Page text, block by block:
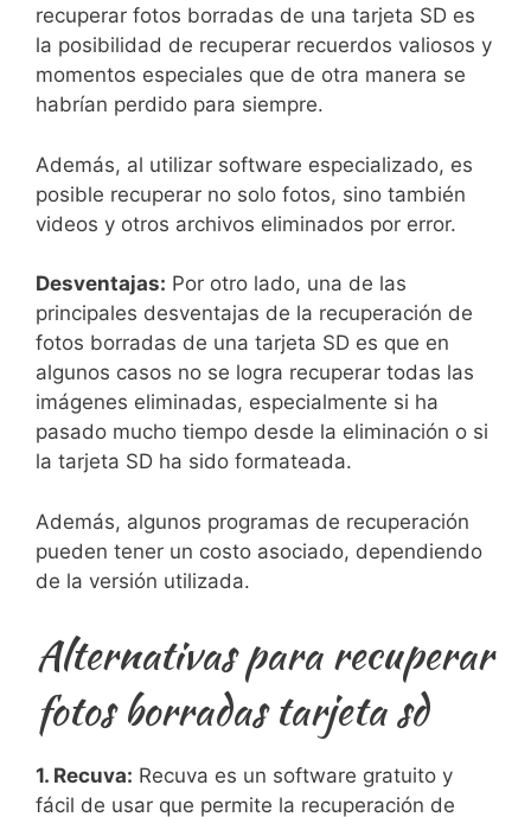
recuperar fotos borradas de una tarjeta ⁤SD es
la posibilidad de recuperar ​recuerdos‍ valiosos y
⁣momentos especiales⁣ que de⁣ otra manera⁣ se
habrían perdido para siempre.
Además, al​ utilizar software‌ especializado, es
posible ⁢recuperar no solo fotos, sino también
videos y otros archivos eliminados por error.
Desventajas: Por otro ⁢lado, una de las
principales desventajas de la recuperación de
fotos borradas de una tarjeta ​SD es que en
algunos‌ casos ⁣no se logra recuperar todas las
imágenes eliminadas, ⁤especialmente‌ si ha⁣
pasado mucho tiempo desde la eliminación o‌ si
la tarjeta ‍SD ha sido formateada.
Además, algunos programas ‍de recuperación
pueden tener un costo‍ asociado, dependiendo
de​ la versión ⁢utilizada.
Alternativas para recuperar
fotos borradas tarjeta sd
1. Recuva: Recuva es un software gratuito y
fácil de usar ⁢que permite la recuperación de